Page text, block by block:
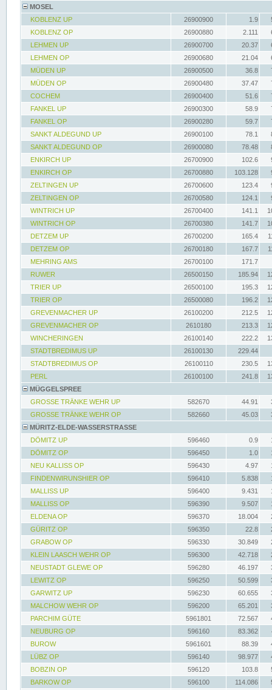
MOSEL
KOBLENZ UP
26900900 1.9
KOBLENZ OP
26900880 2.111
LEHMEN UP
26900700 20.37
LEHMEN OP
26900680 21.04
MÜDEN UP
26900500 36.8
MÜDEN OP
26900480 37.47
COCHEM
26900400 51.6
FANKEL UP
26900300 58.9
FANKEL OP
26900280 59.7
SANKT ALDEGUND UP
26900100 78.1
SANKT ALDEGUND OP
26900080 78.48
ENKIRCH UP
26700900 102.6
ENKIRCH OP
26700880 103.128
ZELTINGEN UP
26700600 123.4
ZELTINGEN OP
26700580 124.1
WINTRICH UP
26700400 141.1
WINTRICH OP
26700380 141.7
DETZEM UP
26700200 165.4
DETZEM OP
26700180 167.7
MEHRING AMS
26700100
171.7
RUWER
26500150 185.94
TRIER UP
26500100 195.3
TRIER OP
26500080 196.2
GREVENMACHER UP
26100200 212.5
GREVENMACHER OP
2610180 213.3
WINCHERINGEN
26100140 222.2
STADTBREDIMUS UP
26100130
229.44
STADTBREDIMUS OP
26100110 230.5
PERL
26100100 241.8
MÜGGELSPREE
GROSSE TRÄNKE WEHR UP
582670 44.91
GROSSE TRÄNKE WEHR OP
582660 45.03
MÜRITZ-ELDE-WASSERSTRASSE
DÖMITZ UP
596460 0.9
DÖMITZ OP
596450 1.0
NEU KALLISS OP
596430 4.97
FINDENWIRUNSHIER OP
596410 5.838
MALLISS UP
596400 9.431
MALLISS OP
596390 9.507
ELDENA OP
596370 18.004
GÜRITZ OP
596350 22.8
GRABOW OP
596330 30.849
KLEIN LAASCH WEHR OP
596300 42.718
NEUSTADT GLEWE OP
596280 46.197
LEWITZ OP
596250 50.599
GARWITZ UP
596230 60.655
MALCHOW WEHR OP
596200 65.201
PARCHIM GÜTE
5961801 72.567
NEUBURG OP
596160 83.362
BUROW
5961601 88.39
LÜBZ OP
596140 98.977
BOBZIN OP
596120 103.8
BARKOW OP
596100 114.086